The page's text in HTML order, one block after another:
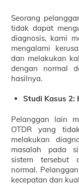
Seorang
tidak dapat
diagnosis, kami
mengalami
dan melakukan
dengan normal
hasilnya.
Studi Kasus 2:
Pelanggan lain
OTDR yang
melakukan
masalah pada
sistem tersebut
normal.
kecepatan dan